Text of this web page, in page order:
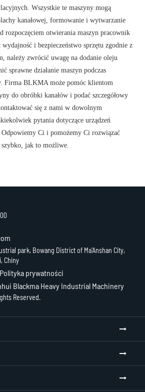
Wszystkie te maszyny mogą
kanałowej, formowanie i wytwarzanie
rozpoczęciem otwierania maszyn pracownik
i bezpieczeństwo sprzętu zgodnie z
należy zwrócić uwagę na dodanie oleju
sprawne działanie maszyn podczas
Firma BLKMA może pomóc klientom
do obróbki kanałów i podać szczegółowy
się z nami w dowolnym
pytania dotyczące urządzeń
Ci i pomożemy Ci rozwiązać
jak to możliwe.
park, Bowang District of Ma'Anshan City,
Chiny
Polityka prywatności
Blackma Heavy Industrial Machinery
Reserved.